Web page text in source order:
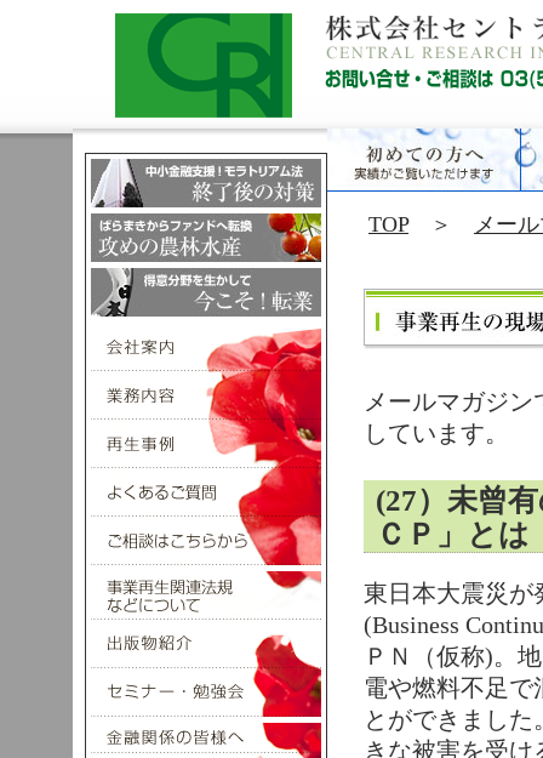
TOP＞ メー
メールマガジ
しています。
(27）未曾
ＣＰ」とは
東日本大震災が
(Business
ＰＮ（仮称)。
電や燃料不足
とができまし
きな被害を受